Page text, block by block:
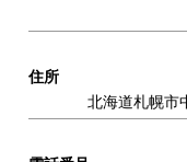
住所
北海道札幌市